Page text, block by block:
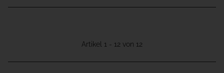
Artikel 1 - 12 von 12